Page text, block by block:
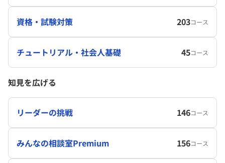
資格・試験対策 203コース
チュートリアル・社会人基礎 45コース
知見を広げる
リーダーの挑戦 146コース
みんなの相談室Premium 156コース